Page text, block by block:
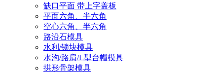
缺口平面 带上字盖板
平面六角、半六角
空心六角、半六角
路沿石模具
水利/锁块模具
水沟/路肩/L型台帽模具
拱形骨架模具